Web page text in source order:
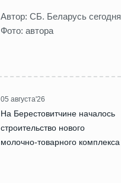
Автор: СБ. Беларусь сегодня
Фото: автора
05 августа'26
На Берестовитчине началось
строительство нового
молочно-товарного комплекса